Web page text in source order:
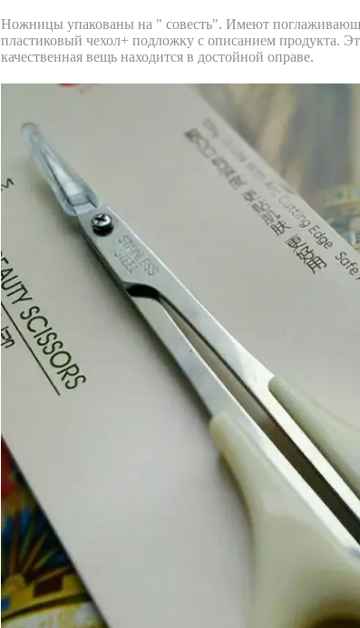
Ножницы упакованы на " совесть". Имеют
пластиковый чехол+ подложку с описанием продукта.
качественная вещь находится в достойной оправе.